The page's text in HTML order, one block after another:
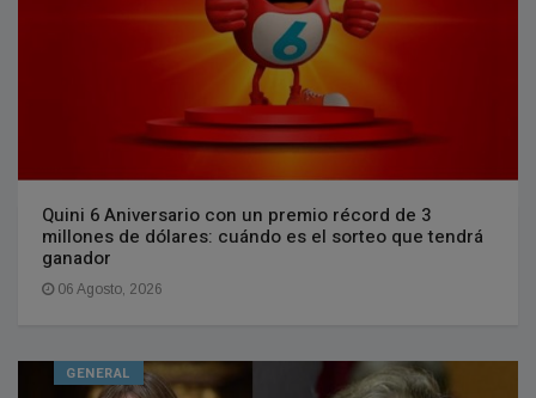
Quini 6 Aniversario con un premio récord de 3
millones de dólares: cuándo es el sorteo que tendrá
ganador
06 Agosto, 2026
GENERAL